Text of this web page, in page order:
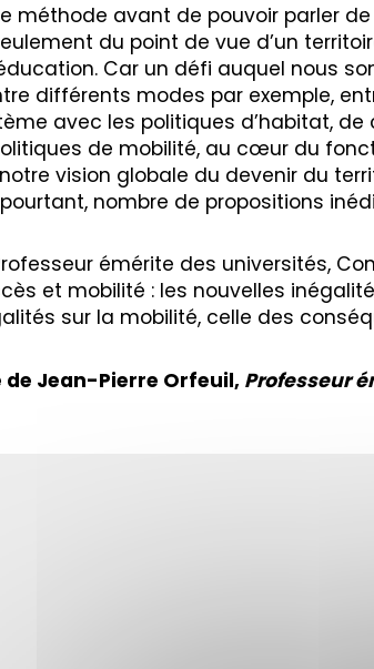
méthode avant de pouvoir parler
du point de vue d’un
Car un défi auquel nous
différents modes par exemple,
avec les politiques d’habitat,
de mobilité, au cœur du
vision globale du devenir du
nombre de propositions
émérite des universités,
et mobilité : les nouvelles
sur la mobilité, celle des
Jean-Pierre Orfeuil, Professeur